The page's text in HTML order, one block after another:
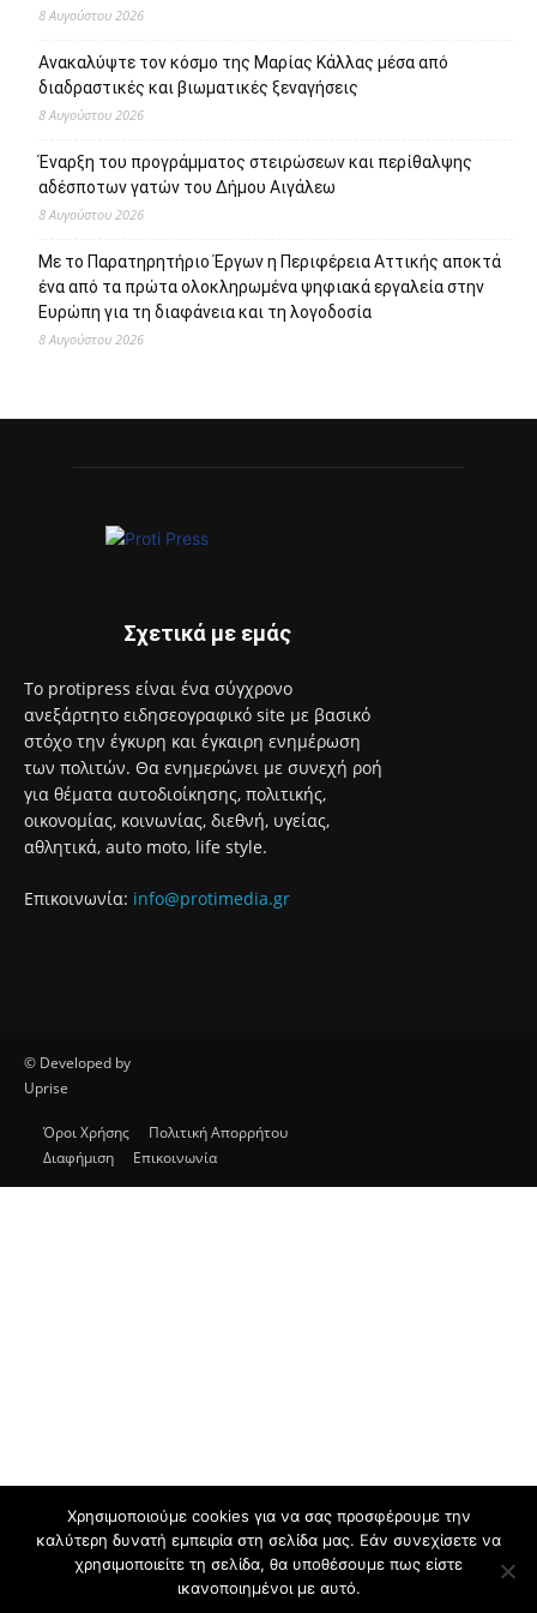
8 Αυγούστου 2026
Ανακαλύψτε τον κόσμο της Μαρίας Κάλλας μέσα από
διαδραστικές και βιωματικές ξεναγήσεις
8 Αυγούστου 2026
Έναρξη του προγράμματος στειρώσεων και περίθαλψης
αδέσποτων γατών του Δήμου Αιγάλεω
8 Αυγούστου 2026
Με το Παρατηρητήριο Έργων η Περιφέρεια Αττικής αποκτά
ένα από τα πρώτα ολοκληρωμένα ψηφιακά εργαλεία στην
Ευρώπη για τη διαφάνεια και τη λογοδοσία
8 Αυγούστου 2026
Σχετικά με εμάς
Το protipress είναι ένα σύγχρονο
ανεξάρτητο ειδησεογραφικό site με βασικό
στόχο την έγκυρη και έγκαιρη ενημέρωση
των πολιτών. Θα ενημερώνει με συνεχή ροή
για θέματα αυτοδιοίκησης, πολιτικής,
οικονομίας, κοινωνίας, διεθνή, υγείας,
αθλητικά, auto moto, life style.
Επικοινωνία: info@protimedia.gr
© Developed by
Uprise
Όροι Χρήσης
Πολιτική Απορρήτου
Διαφήμιση
Επικοινωνία
Χρησιμοποιούμε cookies για να σας προσφέρουμε την
καλύτερη δυνατή εμπειρία στη σελίδα μας. Εάν συνεχίσετε να
χρησιμοποιείτε τη σελίδα, θα υποθέσουμε πως είστε
ικανοποιημένοι με αυτό.